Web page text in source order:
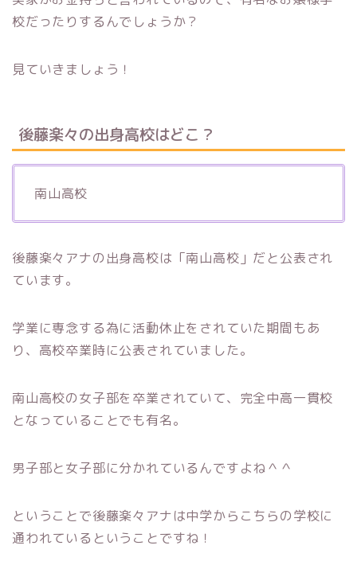
校だったりするんでしょうか？
見ていきましょう！
後藤楽々の出身高校はどこ？
南山高校
後藤楽々アナの出身高校は「南山高校」だと公表され
ています。
学業に専念する為に活動休止をされていた期間もあ
り、高校卒業時に公表されていました。
南山高校の女子部を卒業されていて、完全中高一貫校
となっていることでも有名。
男子部と女子部に分かれているんですよね＾＾
ということで後藤楽々アナは中学からこちらの学校に
通われているということですね！